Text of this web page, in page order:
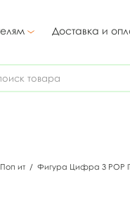
Доставка и
Поп ит / Фигура Цифра 3 POP